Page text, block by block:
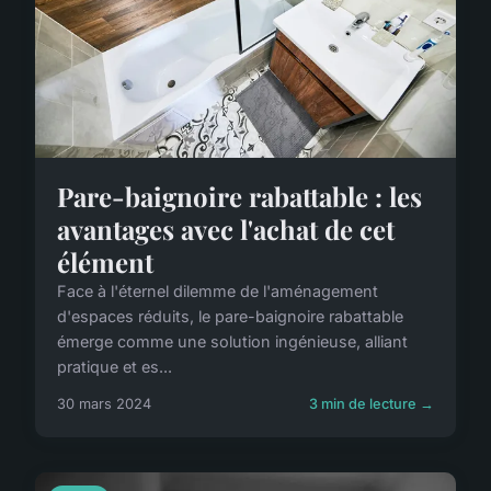
Pare-baignoire rabattable : les
avantages avec l'achat de cet
élément
Face à l'éternel dilemme de l'aménagement
d'espaces réduits, le pare-baignoire rabattable
émerge comme une solution ingénieuse, alliant
pratique et es...
30 mars 2024 3 min de lecture →